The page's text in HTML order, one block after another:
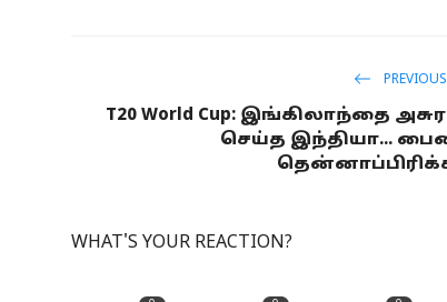
T20 World Cup: இங்கிலாந்தை
செய்த இந்தியா...
WHAT'S YOUR REACTION?